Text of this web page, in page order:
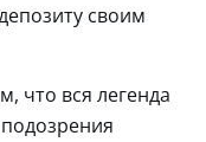
своим
что вся легенда